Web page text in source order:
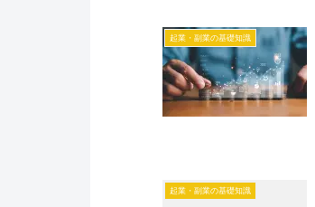
起業・副業の基礎知識
起業・副業の基礎知識